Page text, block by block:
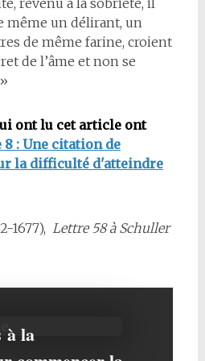
revenu à la sobriété, il
même un délirant, un
de même farine, croient
de l’âme et non se
ont lu cet article ont
8 : Une citation de
la difficulté d'atteindre
1677), Lettre 58 à Schuller
à la